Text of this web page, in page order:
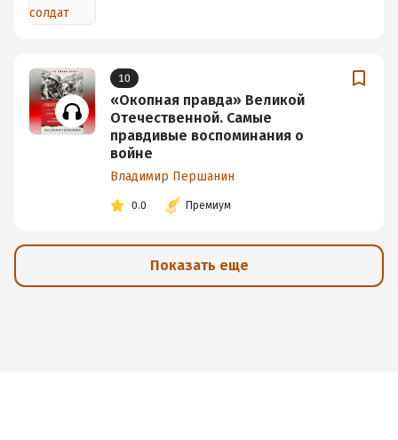
10
«Окопная правда» Великой
Отечественной. Самые
правдивые воспоминания о
войне
Владимир Першанин
0.0 Премиум
Показать еще